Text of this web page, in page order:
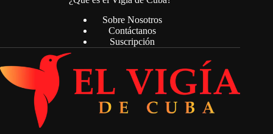
Sobre Nosotros
Contáctanos
Suscripción